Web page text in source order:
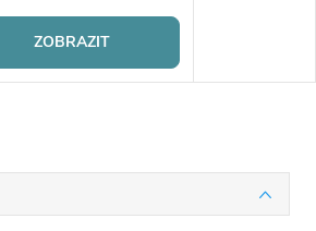
ZOBRAZIT